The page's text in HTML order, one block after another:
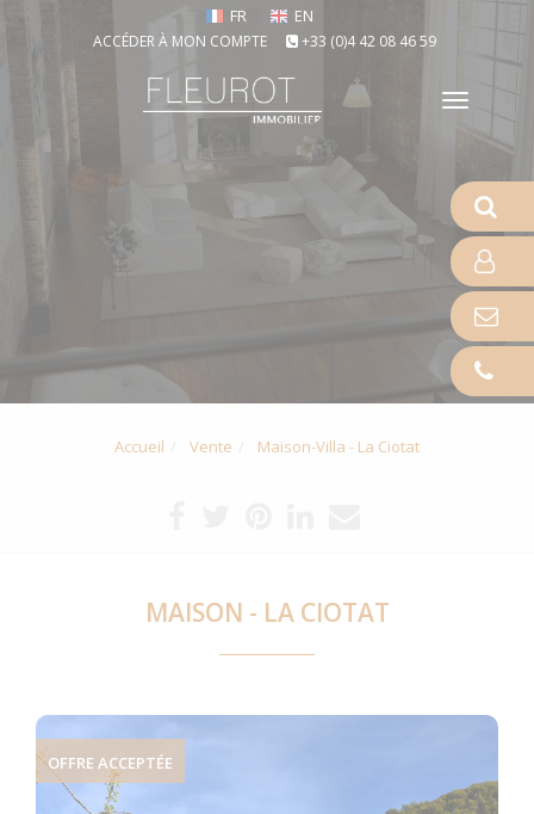
FR EN
ACCÉDER À MON COMPTE +33 (0)4 42 08 46 59
Toggle
Accueil Vente Maison-Villa - La Ciotat
MAISON - LA CIOTAT
OFFRE ACCEPTÉE